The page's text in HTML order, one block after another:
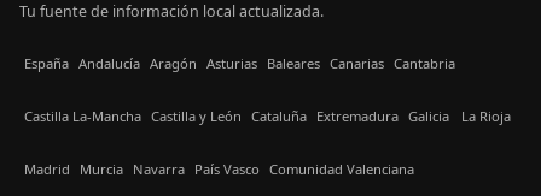
Tu fuente de información local actualizada.
España Andalucía Aragón Asturias Baleares Canarias Cantabria
Castilla La-Mancha Castilla y León Cataluña Extremadura Galicia La Rioja
Madrid Murcia Navarra País Vasco Comunidad Valenciana